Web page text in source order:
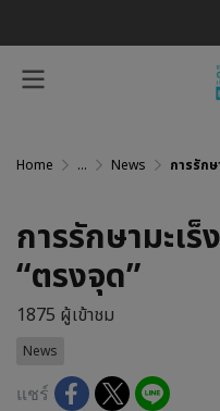
Home ... News การรักษ
การรักษามะเ
“ตรงจุด”
1875 ผู้เข้าชม
News
แชร์